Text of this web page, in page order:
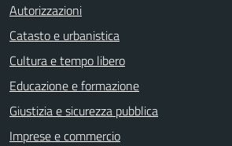
Autorizzazioni
Catasto e urbanistica
Cultura e tempo libero
Educazione e formazione
Giustizia e sicurezza pubblica
Imprese e commercio